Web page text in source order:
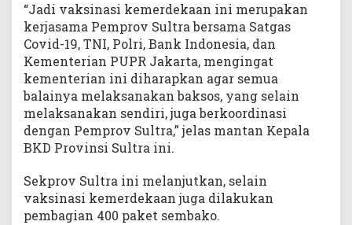
“Jadi vaksinasi kemerdekaan ini merupakan
kerjasama Pemprov Sultra bersama Satgas
Covid-19, TNI, Polri, Bank Indonesia, dan
Kementerian PUPR Jakarta, mengingat
kementerian ini diharapkan agar semua
balainya melaksanakan baksos, yang selain
melaksanakan sendiri, juga berkoordinasi
dengan Pemprov Sultra,” jelas mantan Kepala
BKD Provinsi Sultra ini.
Sekprov Sultra ini melanjutkan, selain
vaksinasi kemerdekaan juga dilakukan
pembagian 400 paket sembako.